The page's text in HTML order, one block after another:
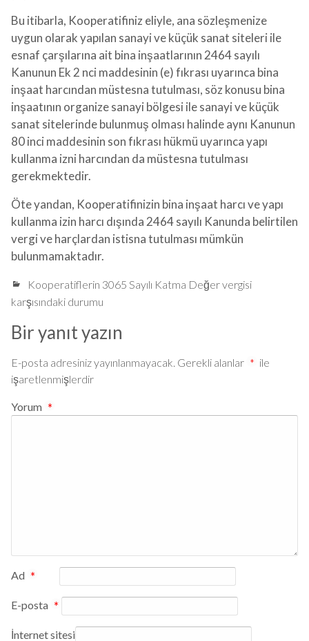
Bu itibarla, Kooperatifiniz eliyle, ana sözleşmenize
uygun olarak yapılan sanayi ve küçük sanat siteleri ile
esnaf çarşılarına ait bina inşaatlarının 2464 sayılı
Kanunun Ek 2 nci maddesinin (e) fıkrası uyarınca bina
inşaat harcından müstesna tutulması, söz konusu bina
inşaatının organize sanayi bölgesi ile sanayi ve küçük
sanat sitelerinde bulunmuş olması halinde aynı Kanunun
80 inci maddesinin son fıkrası hükmü uyarınca yapı
kullanma izni harcından da müstesna tutulması
gerekmektedir.
Öte yandan, Kooperatifinizin bina inşaat harcı ve yapı
kullanma izin harcı dışında 2464 sayılı Kanunda belirtilen
vergi ve harçlardan istisna tutulması mümkün
bulunmamaktadır.
Kooperatiflerin 3065 Sayılı Katma Değer vergisi
karşısındaki durumu
Bir yanıt yazın
E-posta adresiniz yayınlanmayacak. Gerekli alanlar * ile
işaretlenmişlerdir
Yorum *
Ad *
E-posta *
İnternet sitesi